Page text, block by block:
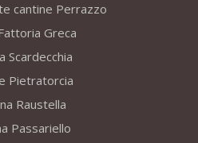
cantine Perrazzo
Greca
Scardecchia
Pietratorcia
Raustella
Passariello